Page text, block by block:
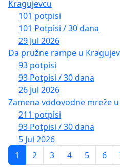
Kragujevcu
101 potpisi
101 Potpisi / 30 dana
29 Jul 2026
Da pružne rampe u
93 potpisi
93 Potpisi / 30 dana
26 Jul 2026
Zamena vodovodne mreže
211 potpisi
93 Potpisi / 30 dana
5 Jul 2026
1
2 3 4 5 6